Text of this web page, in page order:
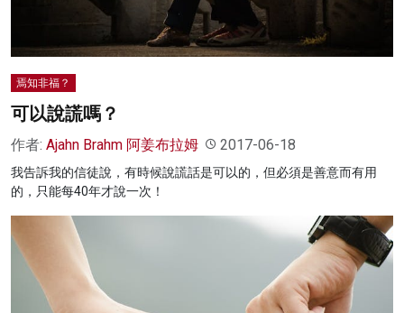
焉知非福？
可以說謊嗎？
作者: Ajahn Brahm 阿姜布拉姆 2017-06-18
我告訴我的信徒說，有時候說謊話是可以的，但必須是善意而有用
的，只能每40年才說一次！